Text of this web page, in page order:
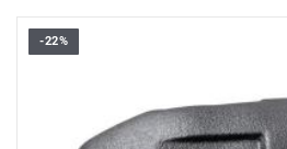
• Nadaje się do: BH 26 LXE, PLH 16
-22%